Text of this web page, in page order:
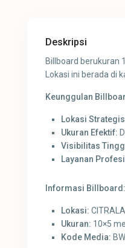
Deskripsi
Billboard berukuran
Lokasi ini berada di
Keunggulan
Lokasi
Ukuran Efektif:
Visibilitas
Layanan
Informasi Billboard:
Lokasi:
Ukuran: 10×5
Kode Media: